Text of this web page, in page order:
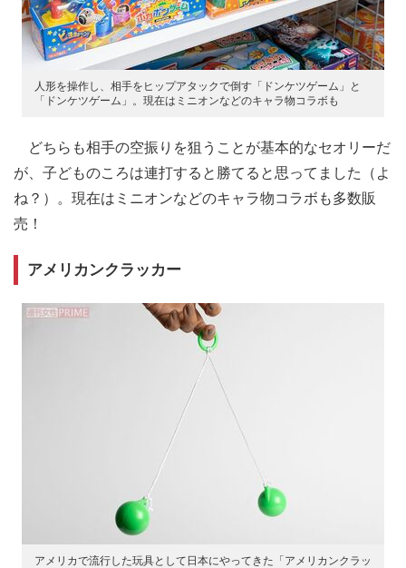
人形を操作し、相手をヒップアタックで倒す「ドンケツゲーム」と
「ドンケツゲーム」。現在はミニオンなどのキャラ物コラボも
どちらも相手の空振りを狙うことが基本的なセオリーだ
が、子どものころは連打すると勝てると思ってました（よ
ね？）。現在はミニオンなどのキャラ物コラボも多数販
売！
アメリカンクラッカー
アメリカで流行した玩具として日本にやってきた「アメリカンクラッ